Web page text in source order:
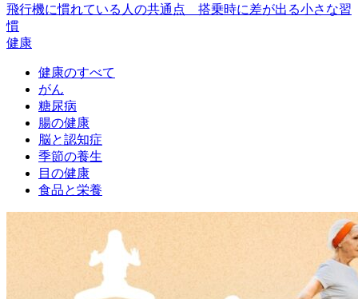
飛行機に慣れている人の共通点 搭乗時に差が出る小さな習
慣
健康
健康のすべて
がん
糖尿病
腸の健康
脳と認知症
季節の養生
目の健康
食品と栄養